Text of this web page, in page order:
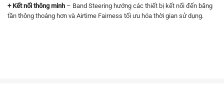
+ Kết nối thông minh – Band Steering hướng các thiết bị kết nối đến băng
tần thông thoáng hơn và Airtime Fairness tối ưu hóa thời gian sử dụng.